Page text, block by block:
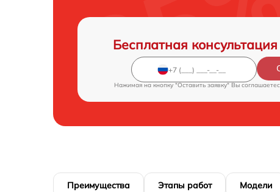
Бесплатная
Нажимая на кнопку "Оставить заявку" Вы
Преимущества Этапы работ Модели